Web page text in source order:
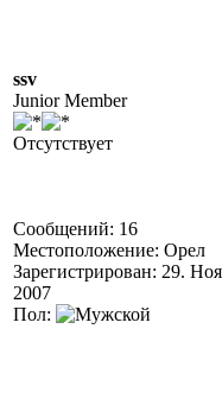
ssv
Junior Member
Отсутствует
Сообщений: 16
Местоположение: Орел
Зарегистрирован: 29.
2007
Пол: